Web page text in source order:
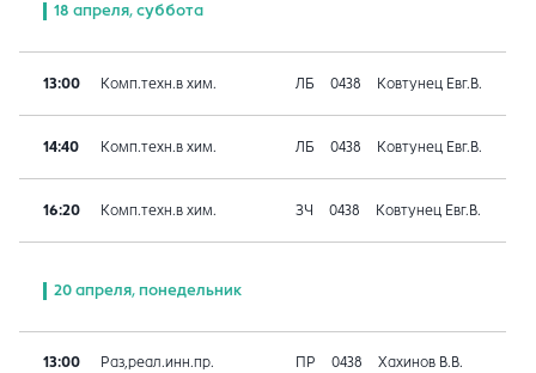
18 апреля, суббота
13:00 Комп.техн.в хим. ЛБ 0438 Ковтунец Евг.В.
14:40 Комп.техн.в хим. ЛБ 0438 Ковтунец Евг.В.
16:20 Комп.техн.в хим. ЗЧ 0438 Ковтунец Евг.В.
20 апреля, понедельник
13:00 Раз,реал.инн.пр. ПР 0438 Хахинов В.В.